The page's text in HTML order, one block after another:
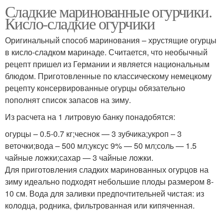
Сладкие маринованные огурчики.
Кисло-сладкие огурчики
Оригинальный способ маринования – хрустящие огурцы
в кисло-сладком маринаде. Считается, что необычный
рецепт пришел из Германии и является национальным
блюдом. Приготовленные по классическому немецкому
рецепту консервированные огурцы обязательно
пополнят список запасов на зиму.
Из расчета на 1 литровую банку понадобятся:
огурцы – 0.5-0.7 кг;чеснок — 3 зубчика;укроп – 3
веточки;вода – 500 мл;уксус 9% — 50 мл;соль — 1.5
чайные ложки;сахар — 3 чайные ложки.
Для приготовления сладких маринованных огурцов на
зиму идеально подходят небольшие плоды размером 8-
10 см. Вода для заливки предпочтительней чистая: из
колодца, родника, фильтрованная или кипяченная.